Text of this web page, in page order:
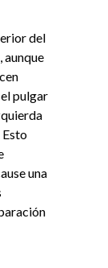
del
aunque
pulgar
Esto
una